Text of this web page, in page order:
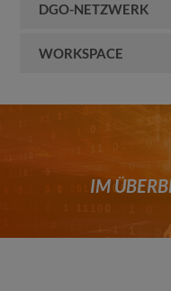
DGO-NETZWERK
WORKSPACE
IM